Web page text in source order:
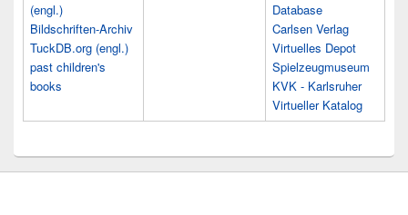
(engl.)
Bildschriften-Archiv
TuckDB.org (engl.)
past children's
books
Database
Carlsen Verlag
Virtuelles Depot
Spielzeugmuseum
KVK - Karlsruher
Virtueller Katalog